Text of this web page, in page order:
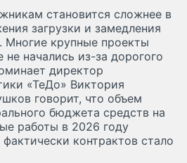
становится сложнее в
загрузки и замедления
Многие крупные проекты
начались из-за дорогого
директор
«ТеДо» Виктория
говорит, что объем
бюджета средств на
работы в 2026 году
контрактов стало